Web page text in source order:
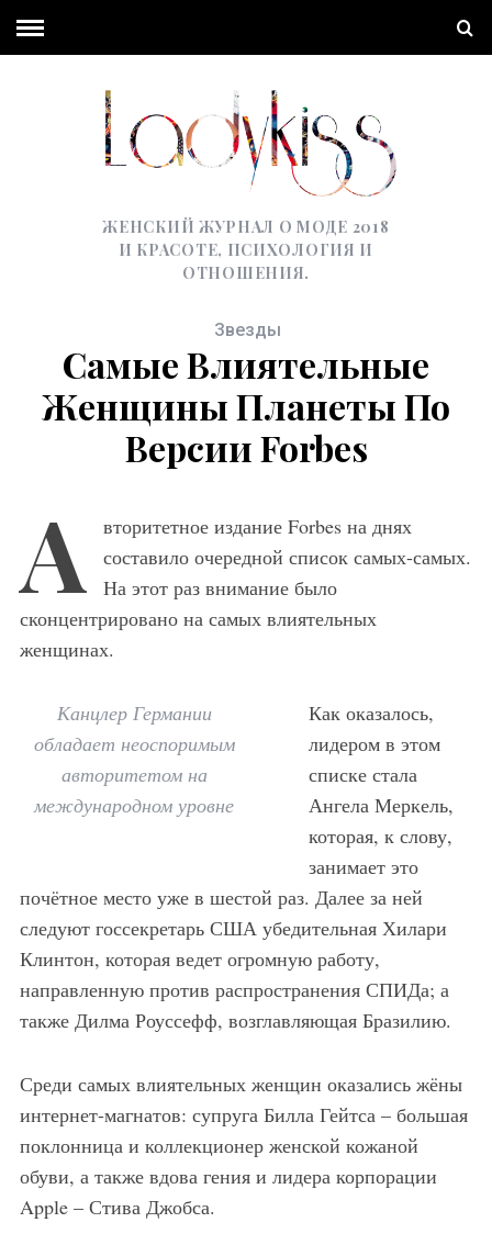
ЖЕНСКИЙ ЖУРНАЛ О МОДЕ 2018
И КРАСОТЕ, ПСИХОЛОГИЯ И
ОТНОШЕНИЯ.
Звезды
Самые Влиятельные
Женщины Планеты По
Версии Forbes
А
вторитетное издание Forbes на днях
составило очередной список самых-самых.
На этот раз внимание было
сконцентрировано на самых влиятельных
женщинах.
Канцлер Германии
обладает неоспоримым
авторитетом на
международном уровне
Как оказалось,
лидером в этом
списке стала
Ангела Меркель,
которая, к слову,
занимает это
почётное место уже в шестой раз. Далее за ней
следуют госсекретарь США убедительная Хилари
Клинтон, которая ведет огромную работу,
направленную против распространения СПИДа; а
также Дилма Роуссефф, возглавляющая Бразилию.
Среди самых влиятельных женщин оказались жёны
интернет-магнатов: супруга Билла Гейтса – большая
поклонница и коллекционер женской кожаной
обуви, а также вдова гения и лидера корпорации
Apple – Стива Джобса.